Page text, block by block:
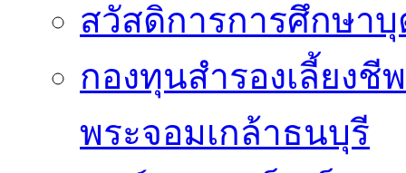
สวัสดิการการศึกษาบุ
กองทุนสำรองเลี้ยง
พระจอมเกล้าธนบุรี